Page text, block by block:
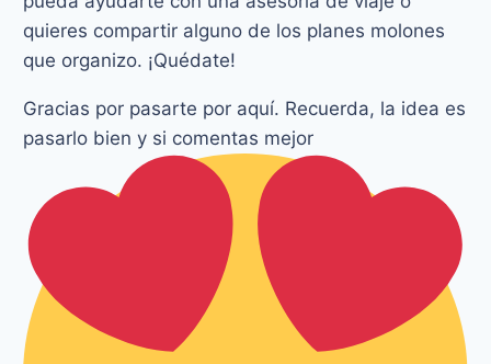
quieres compartir alguno de los planes molones
que organizo. ¡Quédate!
Gracias por pasarte por aquí. Recuerda, la idea es
pasarlo bien y si comentas mejor